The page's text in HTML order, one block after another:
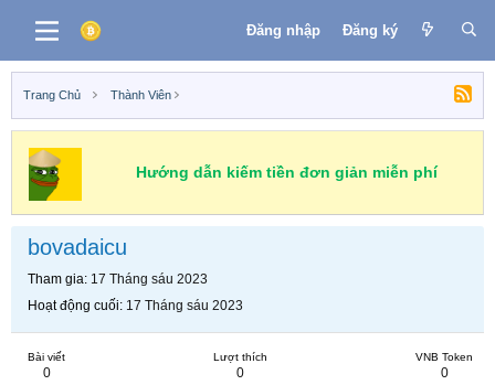
Đăng nhập Đăng ký
Trang Chủ Thành Viên
Hướng dẫn kiếm tiền đơn giản miễn phí
bovadaicu
Tham gia 17 Tháng sáu 2023
Hoạt động cuối 17 Tháng sáu 2023
Bài viết
0
Lượt thích
0
VNB Token
0